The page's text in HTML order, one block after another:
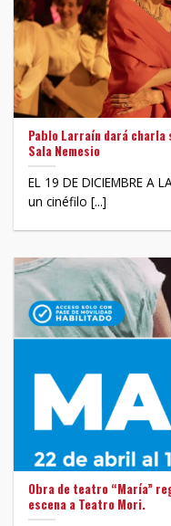
Pablo Larraín dará charla
Sala Nemesio
EL 19 DE DICIEMBRE A
un cinéfilo [...]
Obra de teatro “María”
escena a Teatro Mori.